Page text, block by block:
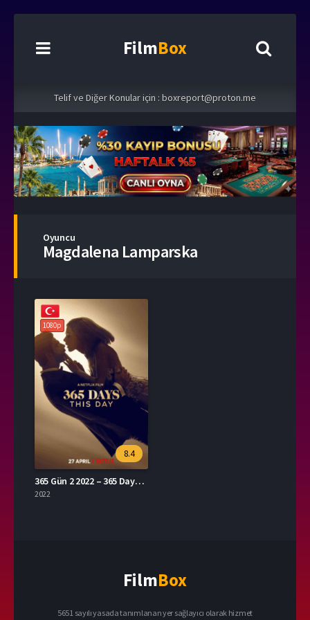
FilmBox
Telif ve Diğer Konular için : boxreport@proton.me
Oyuncu
Magdalena Lamparska
1080p
8.4
365 Gün 2 2022 – 365 Days: This Day 1080p Turkce Dublaj izle
2022
FilmBox
5651 sayılı yasada tanımlanan yer sağlayıcı olarak hizmet